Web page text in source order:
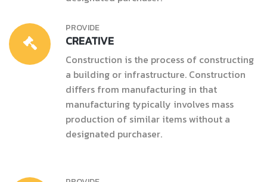
PROVIDE
CREATIVE
Construction is the process of constructing
a building or infrastructure. Construction
differs from manufacturing in that
manufacturing typically involves mass
production of similar items without a
designated purchaser.